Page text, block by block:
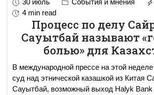
30 июль События и мнения
4 min read
Процесс по делу
Сауытбай называют
болью» для
В международной прессе на этой
суд над этнической казашкой из Китая
Сауытбай, возможный выход Halyk Bank